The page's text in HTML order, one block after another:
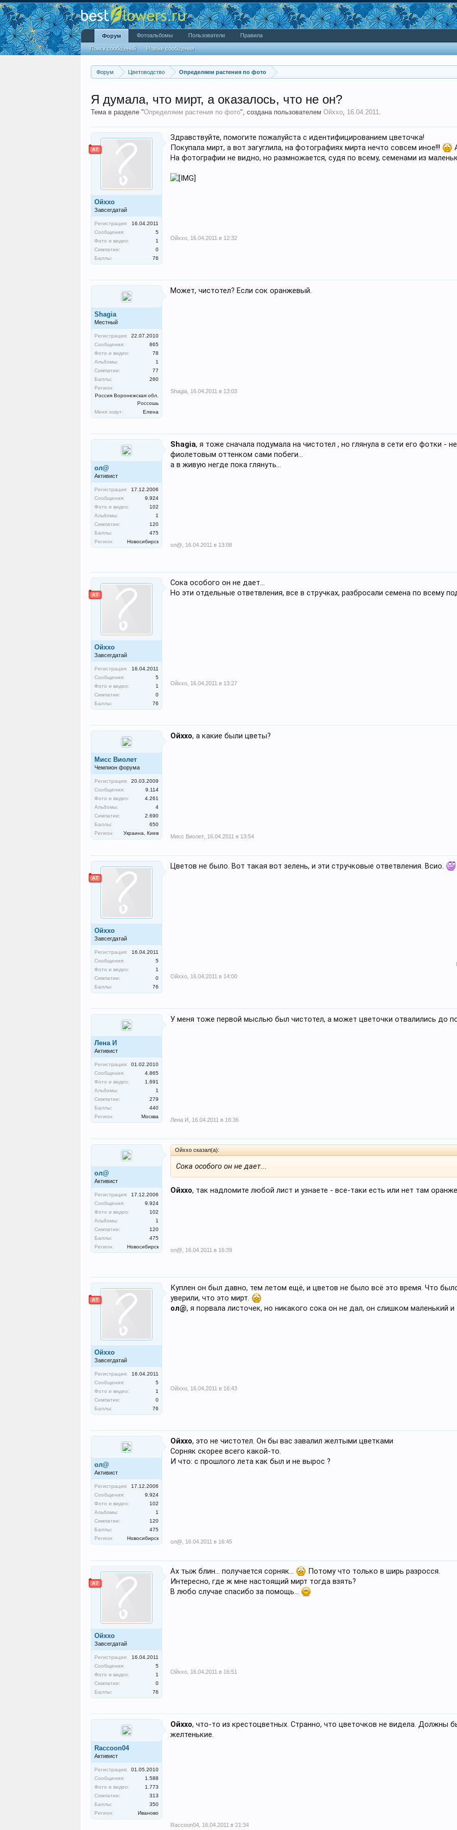
Форум Цветоводство Определяем растения по фото
Я думала, что мирт, а оказалось, что не он?
Тема в разделе "Определяем растения по фото", создана пользователем Ойххо, 16.04.2011.
АТ
Ойххо
Завсегдатай
Регистрация:
16.04.2011
Сообщения:
5
Фото и видео:
1
Симпатии:
0
Баллы:
76
Здравствуйте, помогите пожалуйста с идентифицированием цветочка!
Покупала мирт, а вот загуглила, на фотографиях мирта нечто совсем иное!!!
На фотографии не видно, но размножается, судя по всему, семенами из
Ойххо 16.04.2011 в 12:32
Shagia
Местный
Регистрация:
22.07.2010
Сообщения:
865
Фото и видео:
78
Альбомы:
1
Симпатии:
77
Баллы:
260
Регион:
Россия Воронежская обл.
Россошь
Меня зовут:
Елена
Может, чистотел? Если сок оранжевый.
Shagia 16.04.2011 в 13:03
ол@
Активист
Регистрация:
17.12.2006
Сообщения:
9.924
Фото и видео:
102
Альбомы:
1
Симпатии:
120
Баллы:
475
Регион:
Новосибирск
Shagia, я тоже сначала подумала на чистотел , но глянула в сети его фотки -
фиолетовым оттенком сами побеги...
а в живую негде пока глянуть...
ол@ 16.04.2011 в 13:08
АТ
Ойххо
Завсегдатай
Регистрация:
16.04.2011
Сообщения:
5
Фото и видео:
1
Симпатии:
0
Баллы:
76
Сока особого он не дает...
Но эти отдельные ответвления, все в стручках, разбросали семена по всему
Ойххо 16.04.2011 в 13:27
Мисс Виолет
Чемпион форума
Регистрация:
20.03.2009
Сообщения:
9.114
Фото и видео:
4.261
Альбомы:
4
Симпатии:
2.690
Баллы:
650
Регион:
Украина, Киев
Ойххо, а какие были цветы?
Мисс Виолет 16.04.2011 в 13:54
АТ
Ойххо
Завсегдатай
Регистрация:
16.04.2011
Сообщения:
5
Фото и видео:
1
Симпатии:
0
Баллы:
76
Цветов не было. Вот такая вот зелень, и эти стручковые ответвления. Всио.
Ойххо 16.04.2011 в 14:00
Лена И
Активист
Регистрация:
01.02.2010
Сообщения:
4.865
Фото и видео:
1.691
Альбомы:
1
Симпатии:
279
Баллы:
440
Регион:
Москва
У меня тоже первой мыслью был чистотел, а может цветочки отвалились до
Лена И 16.04.2011 в 16:36
ол@
Активист
Регистрация:
17.12.2006
Сообщения:
9.924
Фото и видео:
102
Альбомы:
1
Симпатии:
120
Баллы:
475
Регион:
Новосибирск
Ойххо сказал(а):
Сока особого он не дает...
Ойххо, так надломите любой лист и узнаете - все-таки есть или нет там
ол@ 16.04.2011 в 16:39
АТ
Ойххо
Завсегдатай
Регистрация:
16.04.2011
Сообщения:
5
Фото и видео:
1
Симпатии:
0
Баллы:
76
Куплен он был давно, тем летом ещё, и цветов не было всё это время. Что
уверили, что это мирт.
ол@, я порвала листочек, но никакого сока он не дал, он слишком маленький
Ойххо 16.04.2011 в 16:43
ол@
Активист
Регистрация:
17.12.2006
Сообщения:
9.924
Фото и видео:
102
Альбомы:
1
Симпатии:
120
Баллы:
475
Регион:
Новосибирск
Ойххо, это не чистотел. Он бы вас завалил желтыми цветками
Сорняк скорее всего какой-то.
И что: с прошлого лета как был и не вырос ?
ол@ 16.04.2011 в 16:45
АТ
Ойххо
Завсегдатай
Регистрация:
16.04.2011
Сообщения:
5
Фото и видео:
1
Симпатии:
0
Баллы:
76
Ах тыж блин... получается сорняк...
Потому что только в ширь разросся.
Интересно, где ж мне настоящий мирт тогда взять?
В любо случае спасибо за помощь...
Ойххо 16.04.2011 в 16:51
Raccoon04
Активист
Регистрация:
01.05.2010
Сообщения:
1.588
Фото и видео:
1.773
Симпатии:
313
Баллы:
350
Регион:
Иваново
Ойххо, что-то из крестоцветных. Странно, что цветочков не видела. Должны
желтенькие.
Raccoon04 16.04.2011 в 21:34
Форум
Поиск сообщений Новые сообщения
Фотоальбомы Пользователи Правила